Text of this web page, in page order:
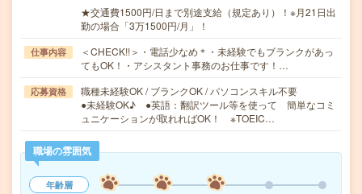
★交通費1500円/日まで別途支給（規定あり）！※月21日出
勤の場合「3万1500円/月」！
仕事内容
＜CHECK!!＞・電話少なめ＊・未経験でもブランクがあっ
てもOK！・アシスタント事務のお仕事です！…
応募資格
職種未経験OK / ブランクOK / パソコンスキル不要
●未経験OK♪ ●英語：翻訳ツール等を使って 簡単なコミ
ュニケーションが取れればOK！ ※TOEIC…
職場の雰囲気
年齢層